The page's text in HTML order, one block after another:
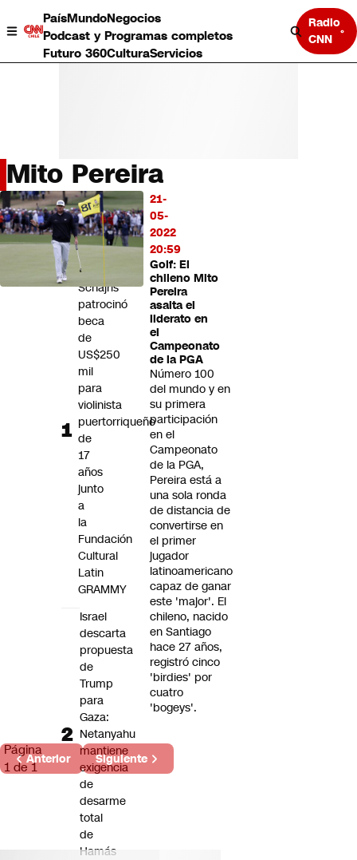
PaísMundoNegocios
Podcast y Programas completos
Futuro 360CulturaServicios
Radio
CNN
País
Mundo
Negocios
Deportes
Programas completos
Cultura
CNN tiempo
Mito Pereira
21-
05-
2022
20:59
Golf: El
chileno Mito
Pereira
asalta el
liderato en
el
Campeonato
de la PGA
Número 100
del mundo y en
su primera
participación
en el
Campeonato
de la PGA,
Pereira está a
una sola ronda
de distancia de
convertirse en
el primer
jugador
latinoamericano
capaz de ganar
este 'major'. El
chileno, nacido
en Santiago
hace 27 años,
registró cinco
'birdies' por
cuatro
'bogeys'.
Página
1 de 1
Anterior Siguiente
LO
MÁS
LEÍDO
Noel
Schajris
patrocinó
beca
de
US$250
mil
para
violinista
puertorriqueño
de
17
años
junto
a
la
Fundación
Cultural
Latin
GRAMMY
Israel
descarta
propuesta
de
Trump
para
Gaza:
Netanyahu
mantiene
exigencia
de
desarme
total
de
Hamás